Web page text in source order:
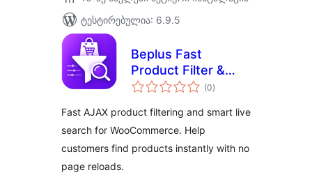
ტესტირებულია: 6.9.5
Beplus Fast
Product Filter &
Live Search for
(0საერთო
რეიტინგი
)
Fast AJAX product filtering and smart live
search for WooCommerce. Help
customers find products instantly with no
page reloads.